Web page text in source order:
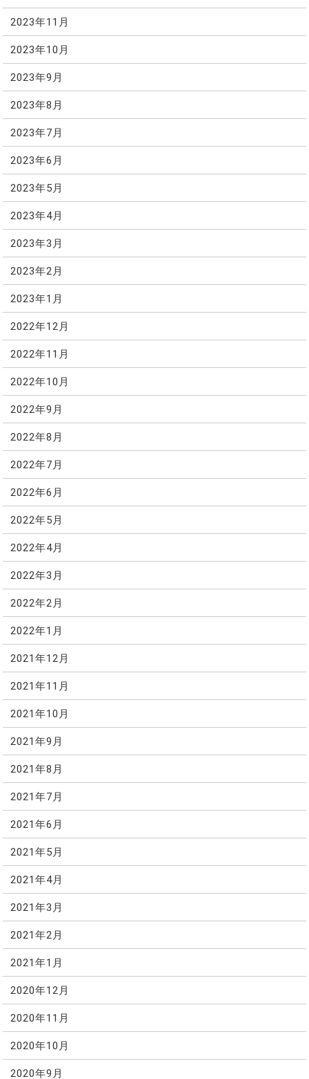
2023年11月
2023年10月
2023年9月
2023年8月
2023年7月
2023年6月
2023年5月
2023年4月
2023年3月
2023年2月
2023年1月
2022年12月
2022年11月
2022年10月
2022年9月
2022年8月
2022年7月
2022年6月
2022年5月
2022年4月
2022年3月
2022年2月
2022年1月
2021年12月
2021年11月
2021年10月
2021年9月
2021年8月
2021年7月
2021年6月
2021年5月
2021年4月
2021年3月
2021年2月
2021年1月
2020年12月
2020年11月
2020年10月
2020年9月